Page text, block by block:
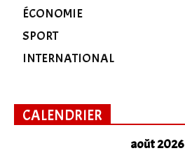
ÉCONOMIE
SPORT
INTERNATIONAL
CALENDRIER
août 2026